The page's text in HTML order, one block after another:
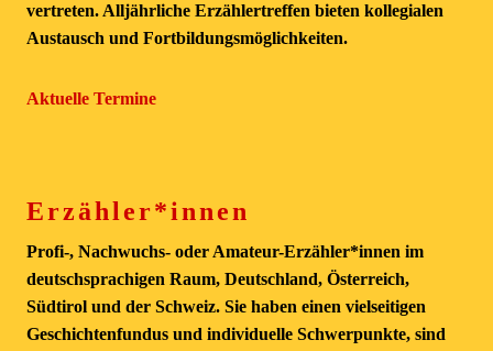
vertreten. Alljährliche Erzählertreffen bieten kollegialen
Austausch und Fortbildungsmöglichkeiten.
Aktuelle Termine
Erzähler*innen
Profi-, Nachwuchs- oder Amateur-Erzähler*innen im
deutschsprachigen Raum, Deutschland, Österreich,
Südtirol und der Schweiz. Sie haben einen vielseitigen
Geschichtenfundus und individuelle Schwerpunkte, sind